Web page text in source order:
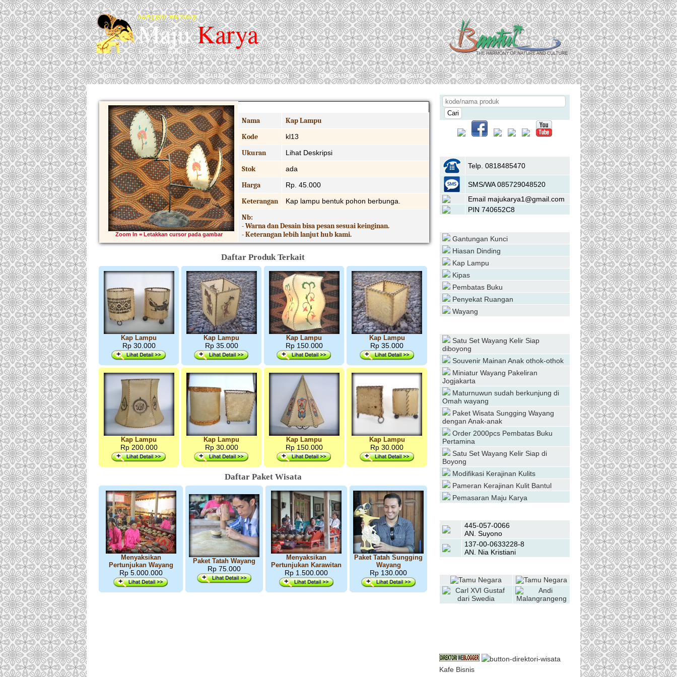
sanggar wayang
MajuKarya
Kerajinan Kulit Tatah Sungging dan Souvenir Pucung Wukirsari
home produk sejarah pembuatan pemesanan paket wisata buku tamu peta
Zoom In = Letakkan cursor pada gambar
Nama
Kap Lampu
Kode
kl13
Ukuran Lihat Deskripsi
Stok ada
Harga Rp. 45.000
Keterangan Kap lampu bentuk pohon berbunga.
Nb:
- Warna dan Desain bisa pesan sesuai keinginan.
- Keterangan lebih lanjut hub kami.
Daftar Produk Terkait
Kap Lampu
Rp 30.000
Kap Lampu
Rp 35.000
Kap Lampu
Rp 150.000
Kap Lampu
Rp 35.000
Kap Lampu
Rp 200.000
Kap Lampu
Rp 30.000
Kap Lampu
Rp 150.000
Kap Lampu
Rp 30.000
Daftar Paket Wisata
Menyaksikan
Pertunjukan Wayang
Rp 5.000.000
Paket Tatah Wayang
Rp 75.000
Menyaksikan
Pertunjukan Karawitan
Rp 1.500.000
Paket Tatah Sungging
Wayang
Rp 130.000
Telp. 0818485470
SMS/WA 085729048520
Email majukarya1@gmail.com
PIN 740652C8
Gantungan Kunci
Hiasan Dinding
Kap Lampu
Kipas
Pembatas Buku
Penyekat Ruangan
Wayang
Satu Set Wayang Kelir Siap
diboyong
Souvenir Mainan Anak othok-othok
Miniatur Wayang Pakeliran
Jogjakarta
Maturnuwun sudah berkunjung di
Omah wayang
Paket Wisata Sungging Wayang
dengan Anak-anak
Order 2000pcs Pembatas Buku
Pertamina
Satu Set Wayang Kelir Siap di
Boyong
Modifikasi Kerajinan Kulits
Pameran Kerajinan Kulit Bantul
Pemasaran Maju Karya
445-057-0066
AN. Suyono
137-00-0633228-8
AN. Nia Kristiani
Kafe Bisnis